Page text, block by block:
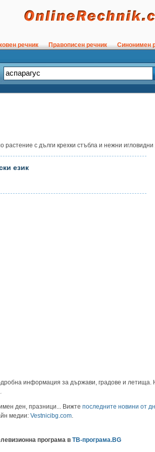
речник Правописен речник Синонимен
растение с дълги крехки стъбла и нежни игловидни
език
информация за държави, градове и летища.
ден, празници... Вижте последните новини от
медии: Vestnicibg.com.
програма в ТВ-програма.BG